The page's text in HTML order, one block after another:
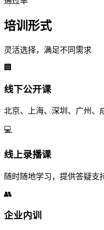
培训形式
灵活选择，满足不同需求
🏢
线下公开课
北京、上海、深圳、广州、
💻
线上录播课
随时随地学习，提供答疑支
👥
企业内训